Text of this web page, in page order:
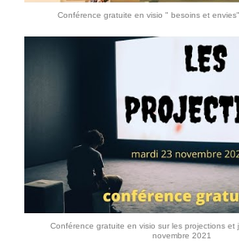
Conférence gratuite en visio " besoins et
Conférence gratuite en visio sur les projections et
novembre 2021